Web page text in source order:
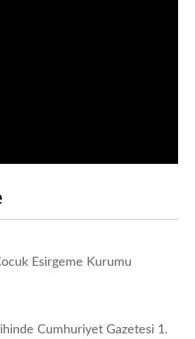
Esirgeme Kurumu
Cumhuriyet Gazetesi 1.